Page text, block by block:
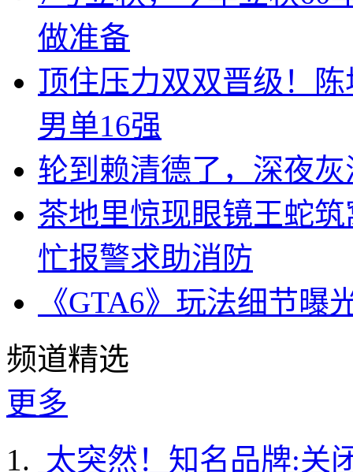
做准备
顶住压力双双晋级！
男单16强
轮到赖清德了，深夜灰
茶地里惊现眼镜王蛇
忙报警求助消防
《GTA6》玩法细节
频道精选
更多
太突然！知名品牌:关